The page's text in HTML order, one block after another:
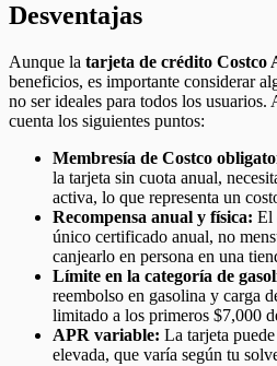
Desventajas
Aunque la tarjeta de crédito Costco
beneficios, es importante considerar
no ser ideales para todos los usuarios.
cuenta los siguientes puntos:
Membresía de Costco
la tarjeta sin cuota anual,
activa, lo que representa un
Recompensa anual y física: El
único certificado anual, no
canjearlo en persona en una
Límite en la categoría de
reembolso en gasolina y carga
limitado a los primeros $7,000
APR variable: La tarjeta
elevada, que varía según tu